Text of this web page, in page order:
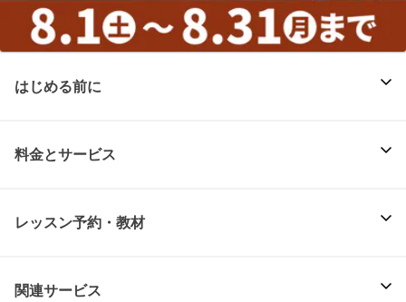
はじめる前に
料金とサービス
レッスン予約・教材
関連サービス